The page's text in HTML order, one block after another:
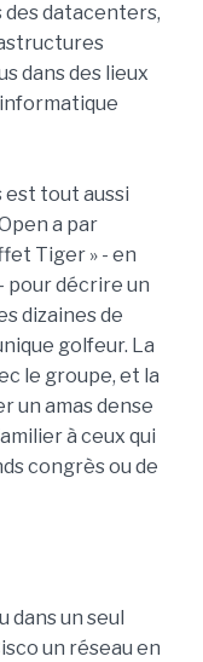
des datacenters,
dans des lieux
tout aussi
a par
Tiger » - en
pour décrire un
dizaines de
golfeur. La
le groupe, et la
un amas dense
à ceux qui
congrès ou de
dans un seul
un réseau en